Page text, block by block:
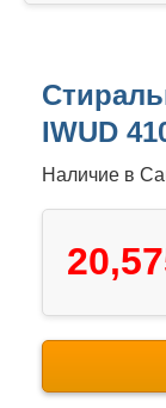
IWUD
Наличие в